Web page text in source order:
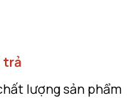
trả
lượng sản phẩm